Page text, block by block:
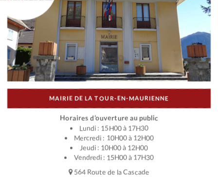
MAIRIE DE LA TOUR-EN-MAURIENNE
Horaires d’ouverture au public
Lundi : 15H00 à 17H30
Mercredi : 10H00 à 12H00
Jeudi : 10H00 à 12H00
Vendredi : 15H00 à 17H30
564 Route de la Cascade